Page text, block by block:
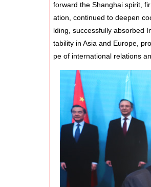
forward the Shanghai spirit,
ation, continued to deepen
lding, successfully absorbed
tability in Asia and Europe,
pe of international relations